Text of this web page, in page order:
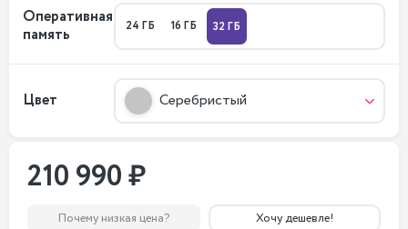
Оперативная
память
24 ГБ 16 ГБ 32 ГБ
Цвет Серебристый
210 990 ₽
Почему низкая цена? Хочу дешевле!